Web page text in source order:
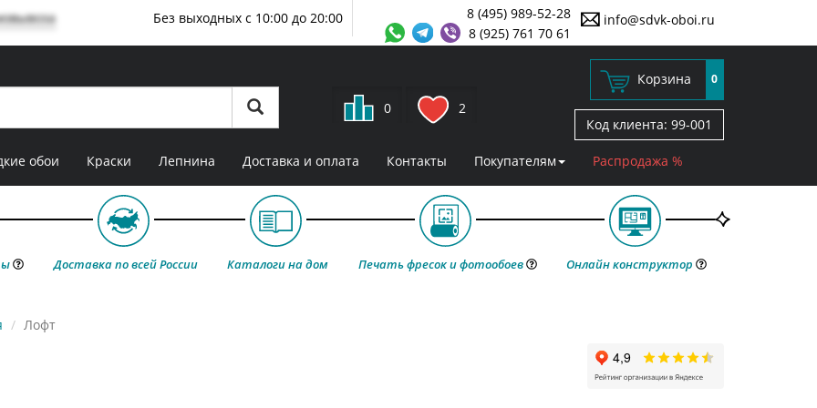
info@sdvk-oboi.ru
8 (495) 989-52-28
8 (925) 761 70 61
Без выходных с 10:00 до 20:00
0 2
Корзина 0
Код клиента: 99-001
обои Краски Лепнина Доставка и оплата Контакты Покупателям Распродажа %
Доставка по всей России Каталоги на дом Печать фресок и фотообоев Онлайн конструктор
Лофт